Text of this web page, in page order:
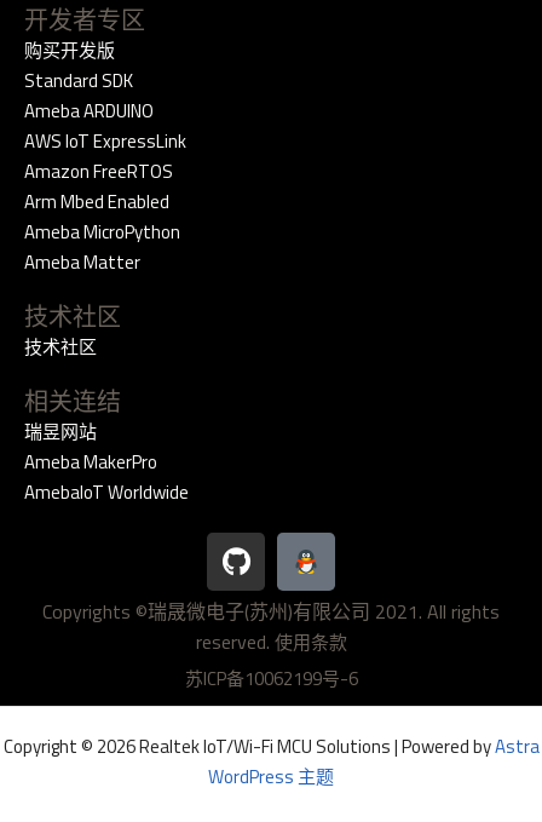
开发者专区
购买开发版
Standard SDK
Ameba ARDUINO
AWS IoT ExpressLink
Amazon FreeRTOS
Arm Mbed Enabled
Ameba MicroPython
Ameba Matter
技术社区
技术社区
相关连结
瑞昱网站
Ameba MakerPro
AmebaIoT Worldwide
G
i
t
h
u
b
Copyrights ©瑞晟微电子(苏州)有限公司 2021. All rights
reserved. 使用条款
苏ICP备10062199号-6
Copyright © 2026 Realtek IoT/Wi-Fi MCU Solutions | Powered byAstra
WordPress 主题